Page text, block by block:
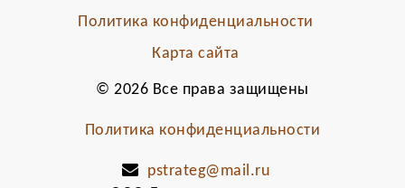
Политика конфиденциальности
Карта сайта
© 2026 Все права защищены
Политика конфиденциальности
pstrateg@mail.ru